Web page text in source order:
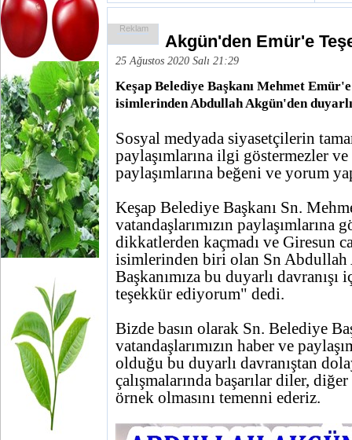
Reklam
Akgün'den Emür'e
25 Ağustos 2020 Salı 21:29
Keşap Belediye Başkanı Mehmet
isimlerinden Abdullah Akgün'den
Sosyal medyada siyasetçilerin
paylaşımlarına ilgi göstermezler
paylaşımlarına beğeni ve yorum
Keşap Belediye Başkanı Sn.
vatandaşlarımızın paylaşımlarına
dikkatlerden kaçmadı ve Giresun
isimlerinden biri olan Sn
Başkanımıza bu duyarlı davranışı
teşekkür ediyorum" dedi.
Bizde basın olarak Sn. Belediye
vatandaşlarımızın haber ve
olduğu bu duyarlı davranıştan
çalışmalarında başarılar diler,
örnek olmasını temenni ederiz.